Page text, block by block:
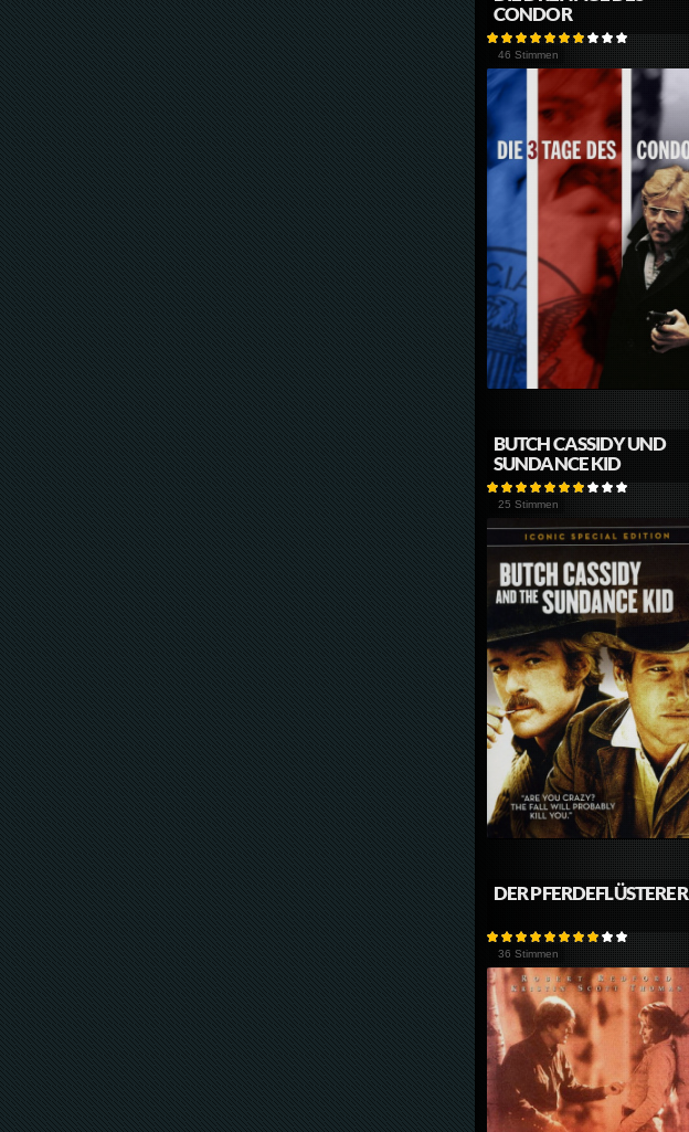
CONDOR
46 Stimmen
BUTCH CASSIDY UND
SUNDANCE KID
25 Stimmen
DER PFERDEFLÜSTERER
36 Stimmen